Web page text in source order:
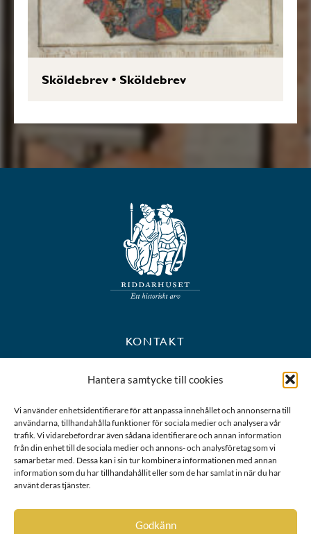
Hantera samtycke till cookies
Vi använder enhetsidentifierare för att anpassa innehållet och annonserna till
användarna, tillhandahålla funktioner för sociala medier och analysera vår
trafik. Vi vidarebefordrar även sådana identifierare och annan information
från din enhet till de sociala medier och annons- och analysföretag som vi
samarbetar med. Dessa kan i sin tur kombinera informationen med annan
information som du har tillhandahållit eller som de har samlat in när du har
använt deras tjänster.
Godkänn
Sköldebrev•Sköldebrev
KONTAKT
BESÖKS- OCH POSTADRESS
Riddarhustorget 10
Karta